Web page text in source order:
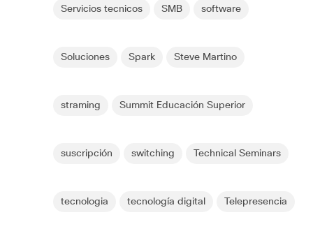
Servicios tecnicos SMB software
Soluciones Spark Steve Martino
straming Summit Educación Superior
suscripción switching Technical Seminars
tecnologia tecnología digital Telepresencia